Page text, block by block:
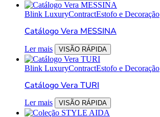
Blink LuxuryContractEstofo e Decoração
Catálogo Vera MESSINA
Ler mais VISÃO RÁPIDA
Blink LuxuryContractEstofo e Decoração
Catálogo Vera TURI
Ler mais VISÃO RÁPIDA